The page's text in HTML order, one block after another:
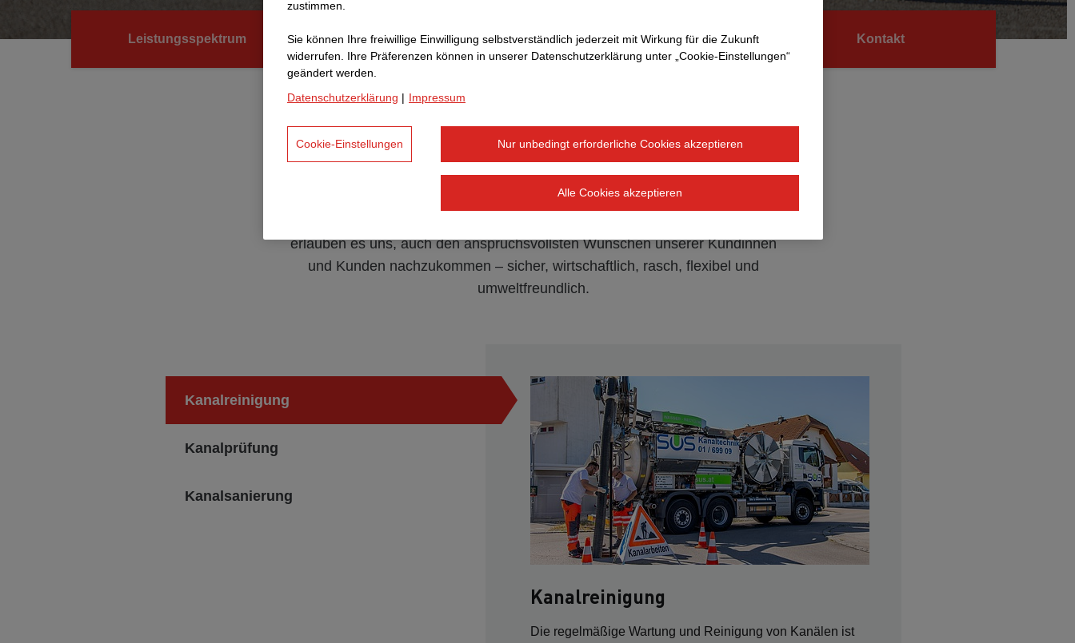
Leistungsspektrum Aktuelles Downloads Kontakt
Unsere Leistungen in der
Kanaltechnik
erlauben es uns, auch den anspruchsvollsten Wünschen unserer Kundinnen
und Kunden nachzukommen – sicher, wirtschaftlich, rasch, flexibel und
umweltfreundlich.
Kanalreinigung
Kanalreinigung
Die regelmäßige Wartung und Reinigung von Kanälen ist
Kanalprüfung
Kanalsanierung
zustimmen.
Sie können Ihre freiwillige Einwilligung selbstverständlich jederzeit mit Wirkung für die Zukunft
widerrufen. Ihre Prä­fe­renzen können in unserer Datenschutzerklärung unter „Cookie-Einstellungen“
geändert werden.
Datenschutzerklärung | Impressum
Nur unbedingt erforderliche Cookies akzeptieren
Alle Cookies akzeptieren
Cookie-Einstellungen